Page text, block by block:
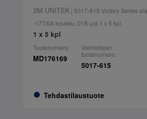
3M UNITEK| 5017-615 Victory Series
-17T/0A koukku, 018 ura 1 x 5 kpl
1 x 5 kpl
Tuotenumero:
MD176169
Tehdastilaustuote
Valmistajan
tuotenumero:
5017-615